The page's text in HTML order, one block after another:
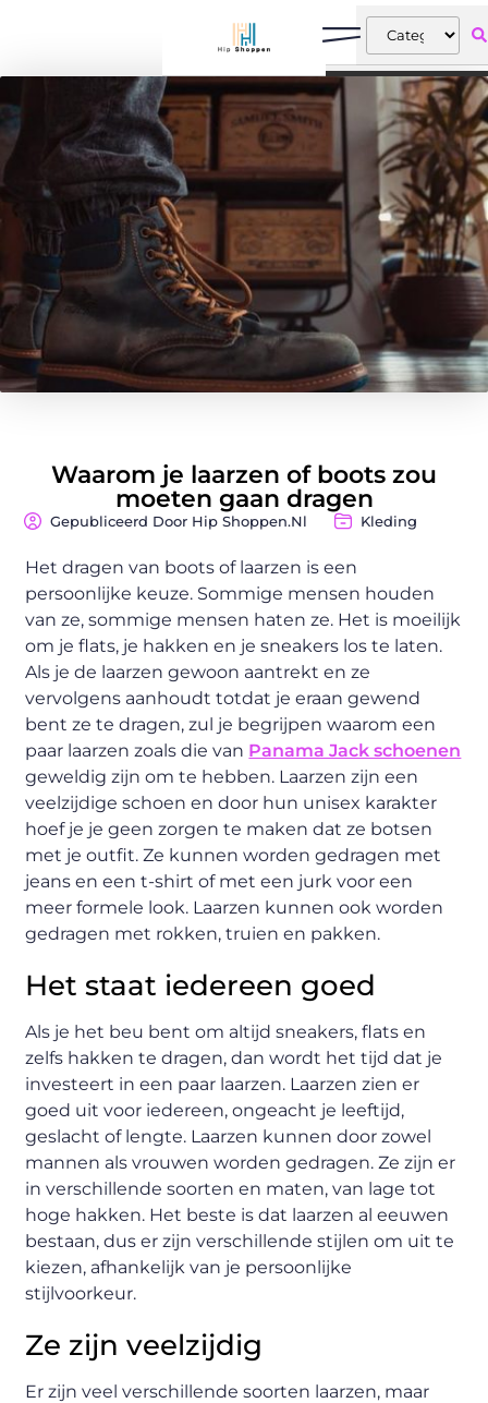
Waarom je laarzen of boots zou
moeten gaan dragen
Gepubliceerd Door Hip Shoppen.nl Kleding
Het dragen van boots of laarzen is een
persoonlijke keuze. Sommige mensen houden
van ze, sommige mensen haten ze. Het is moeilijk
om je flats, je hakken en je sneakers los te laten.
Als je de laarzen gewoon aantrekt en ze
vervolgens aanhoudt totdat je eraan gewend
bent ze te dragen, zul je begrijpen waarom een ​​
paar laarzen zoals die van Panama Jack schoenen
geweldig zijn om te hebben. Laarzen zijn een
veelzijdige schoen en door hun unisex karakter
hoef je je geen zorgen te maken dat ze botsen
met je outfit. Ze kunnen worden gedragen met
jeans en een t-shirt of met een jurk voor een
meer formele look. Laarzen kunnen ook worden
gedragen met rokken, truien en pakken.
Het staat iedereen goed
Als je het beu bent om altijd sneakers, flats en
zelfs hakken te dragen, dan wordt het tijd dat je
investeert in een paar laarzen. Laarzen zien er
goed uit voor iedereen, ongeacht je leeftijd,
geslacht of lengte. Laarzen kunnen door zowel
mannen als vrouwen worden gedragen. Ze zijn er
in verschillende soorten en maten, van lage tot
hoge hakken. Het beste is dat laarzen al eeuwen
bestaan, dus er zijn verschillende stijlen om uit te
kiezen, afhankelijk van je persoonlijke
stijlvoorkeur.
Ze zijn veelzijdig
Er zijn veel verschillende soorten laarzen, maar